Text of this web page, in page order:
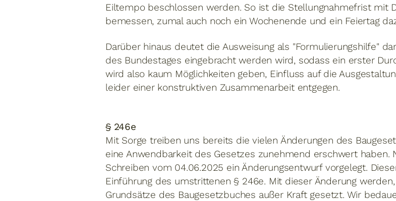
Eiltempo beschlossen werden. So ist die Stellungnahmefrist mit
bemessen, zumal auch noch ein Wochenende und ein Feiertag
Darüber hinaus deutet die Ausweisung als "Formulierungshilfe"
des Bundestages eingebracht werden wird, sodass ein erster
wird also kaum Möglichkeiten geben, Einfluss auf die
leider einer konstruktiven Zusammenarbeit entgegen.
§ 246e
Mit Sorge treiben uns bereits die vielen Änderungen des
eine Anwendbarkeit des Gesetzes zunehmend erschwert
Schreiben vom 04.06.2025 ein Änderungsentwurf vorgelegt.
Einführung des umstrittenen § 246e. Mit dieser Änderung
Grundsätze des Baugesetzbuches außer Kraft gesetzt. Wir